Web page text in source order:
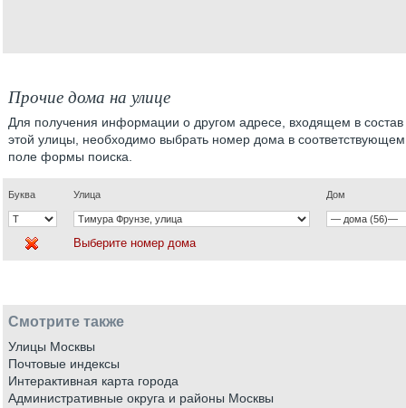
Прочие дома на улице
Для получения информации о другом адресе, входящем в состав
этой улицы, необходимо выбрать номер дома в соответствующем
поле формы поиска.
Буква Улица Дом
Выберите номер дома
Смотрите также
Улицы Москвы
Почтовые индексы
Интерактивная карта города
Административные округа и районы Москвы